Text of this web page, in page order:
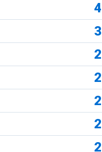
4
3
2
2
2
2
2